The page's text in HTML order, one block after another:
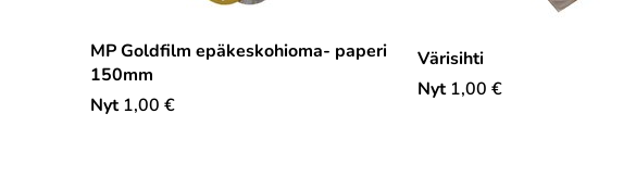
MP Goldfilm epäkeskohioma- paperi
150mm
Nyt 1,00 €
Värisihti
Nyt 1,00 €